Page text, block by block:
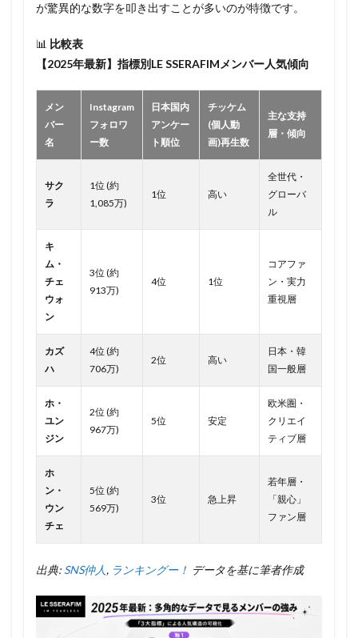
が驚異的な数字を叩き出すことが多いのが特徴です。
📊 比較表
【2025年最新】指標別LE SSERAFIMメンバー人気傾向
メン
バー
名
Instagram
フォロワ
ー数
日本国内
アンケー
ト順位
チッケム
(個人動
画)再生数
主な支持
層・傾向
サク
ラ
1位 (約
1,085万)
1位 高い
全世代・
グローバ
ル
キ
ム・
チェ
ウォ
ン
3位 (約
913万)
4位 1位
コアファ
ン・実力
重視層
カズ
ハ
4位 (約
706万)
2位 高い
日本・韓
国一般層
ホ・
ユン
ジン
2位 (約
967万)
5位 安定
欧米圏・
クリエイ
ティブ層
ホ
ン・
ウン
チェ
5位 (約
569万)
3位 急上昇
若年層・
「親心」
ファン層
出典: SNS仲人 , ランキングー！ データを基に筆者作成